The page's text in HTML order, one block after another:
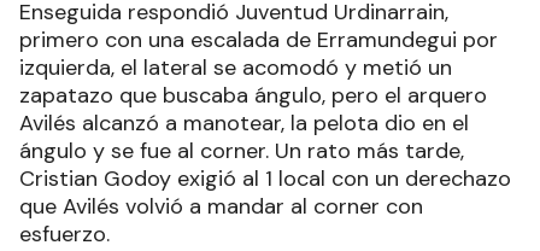
Enseguida respondió Juventud Urdinarrain,
primero con una escalada de Erramundegui por
izquierda, el lateral se acomodó y metió un
zapatazo que buscaba ángulo, pero el arquero
Avilés alcanzó a manotear, la pelota dio en el
ángulo y se fue al corner. Un rato más tarde,
Cristian Godoy exigió al 1 local con un derechazo
que Avilés volvió a mandar al corner con
esfuerzo.